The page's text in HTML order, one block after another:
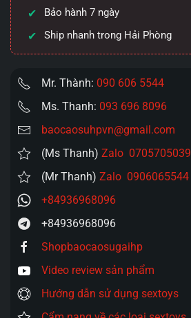
và
màng
trinh
700g
lượng
Bảo hành 7 ngày
Ship nhanh trong Hải Phòng
Mr. Thành: 090 606 5544
Ms. Thanh: 093 696 8096
baocaosuhpvn@gmail.com
(Ms Thanh) Zalo 0705705039
(Mr Thanh) Zalo 0906065544
+84936968096
+84936968096
Shopbaocaosugaihp
Video review sản phẩm
Hướng dẫn sử dụng sextoys